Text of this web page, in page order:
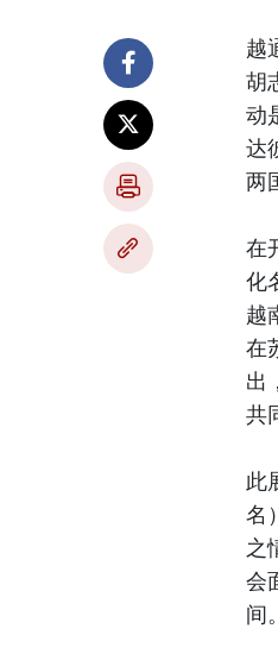
越
胡
动
达
两
在
化
越
在
出
共
此
名
之
会
间。